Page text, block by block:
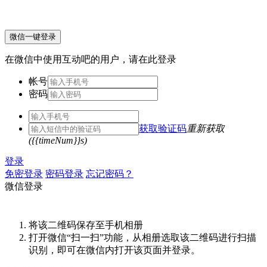
微信一键登录
在微信中使用互动吧的用户，请在此登录
帐号
密码
获取验证码重新获取
({{timeNum}}s)
登录
免密登录 密码登录 忘记密码？
微信登录
将该二维码保存至手机相册
打开微信“扫一扫”功能，从相册选取该二维码进行扫描
识别，即可在微信内打开该页面并登录。